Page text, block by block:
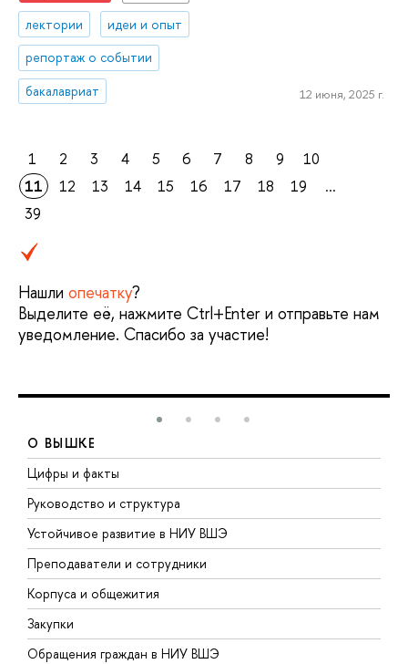
лектории
идеи и опыт
репортаж о событии
бакалавриат
12 июня, 2025 г.
1 2 3 4 5 6 7 8 9
10
11
12 13 14 15 16 17 18 19
...
39
Нашли опечатку?
Выделите её, нажмите Ctrl+Enter и отправьте нам
уведомление. Спасибо за участие!
О ВЫШКЕ
Цифры и факты
Руководство и структура
Устойчивое развитие в НИУ ВШЭ
Преподаватели и сотрудники
Корпуса и общежития
Закупки
Обращения граждан в НИУ ВШЭ